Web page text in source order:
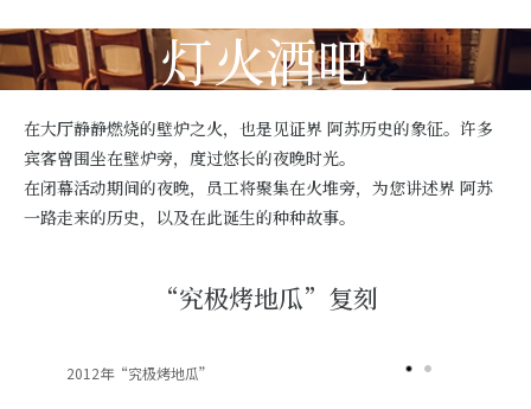
灯火酒吧
在大厅静静燃烧的壁炉之火，也是见证界 阿苏历史的象征。许多
宾客曾围坐在壁炉旁，度过悠长的夜晚时光。
在闭幕活动期间的夜晚，员工将聚集在火堆旁，为您讲述界 阿苏
一路走来的历史，以及在此诞生的种种故事。
“究极烤地瓜”复刻
2012年“究极烤地瓜”